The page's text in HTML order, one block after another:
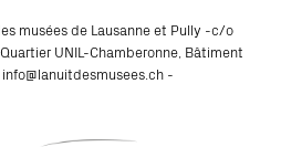
musées de Lausanne et Pully -c/o
UNIL-Chamberonne, Bâtiment
info@lanuitdesmusees.ch-